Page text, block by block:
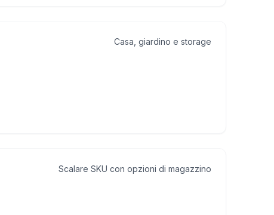
Casa, giardino e storage
Scalare SKU con opzioni di magazzino